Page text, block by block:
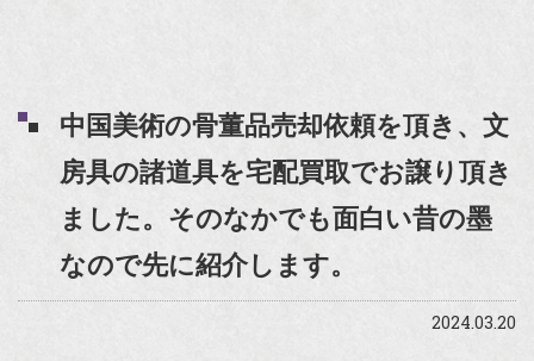
中国美術の骨董品売却依頼を頂き、文
房具の諸道具を宅配買取でお譲り頂き
ました。そのなかでも面白い昔の墨
なので先に紹介します。
2024.03.20